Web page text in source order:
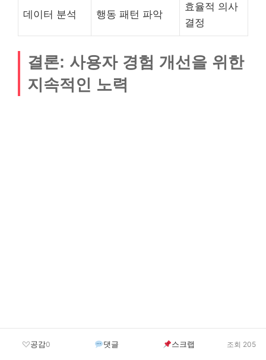
데이터 분석 행동 패턴 파악
효율적 의사
결정
결론: 사용자 경험 개선을 위한
지속적인 노력
공감0 댓글 스크랩 조회 205